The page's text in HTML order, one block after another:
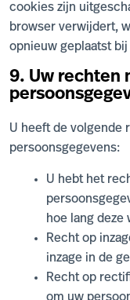
cookies zijn
browser verwijdert,
opnieuw geplaatst
9. Uw rechten
U heeft de volgende
persoonsgegevens:
U hebt het
hoe lang deze
Recht op
inzage in de
Recht op